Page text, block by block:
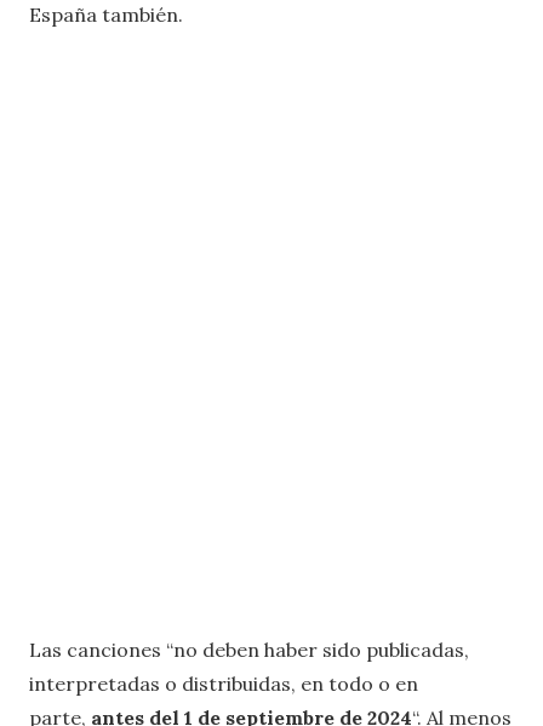
España también.
Las canciones “no deben haber sido publicadas,
interpretadas o distribuidas, en todo o en
parte, antes del 1 de septiembre de 2024“. Al menos